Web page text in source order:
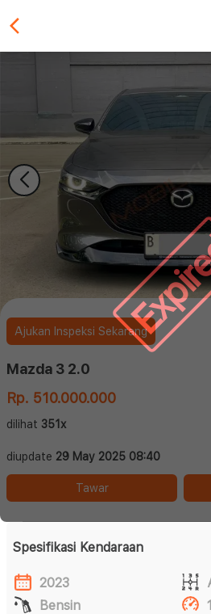
Ajukan Inspeksi Sekarang
Mazda 3 2.0
Rp. 510.000.000
dilihat 351x
diupdate 29 May 2025 08:40
Tawar
Spesifikasi Kendaraan
2023
Bensin